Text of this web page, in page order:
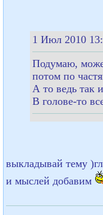
1 Июл 2010
Подумаю,
потом по
А то ведь так
В голове-то
выкладывай тему
и мыслей добавим